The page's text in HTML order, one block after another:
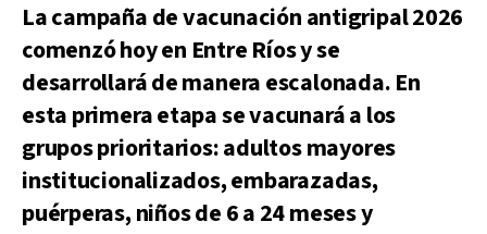
La campaña de vacunación antigripal 2026
comenzó hoy en Entre Ríos y se
desarrollará de manera escalonada. En
esta primera etapa se vacunará a los
grupos prioritarios: adultos mayores
institucionalizados, embarazadas,
puérperas, niños de 6 a 24 meses y